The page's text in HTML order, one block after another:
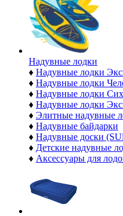
Надувные лодки
♦ Надувные лодки
♦ Надувные лодки
♦ Надувные лодки
♦ Надувные лодки
♦ Элитные надувные
♦ Надувные байдарки
♦ Надувные доски
♦ Детские надувные
♦ Аксессуары для